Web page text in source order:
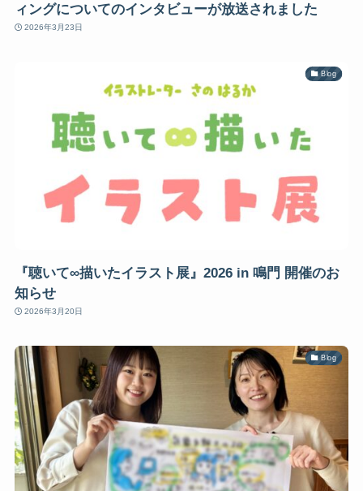
ィングについてのインタビューが放送されました
2026年3月23日
Blog
『聴いて∞描いたイラスト展』2026 in 鳴門 開催のお
知らせ
2026年3月20日
Blog